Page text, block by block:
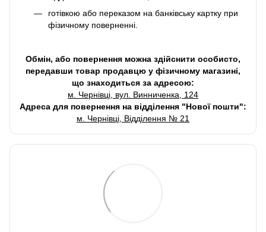
готівкою або переказом на банківську картку при
фізичному поверненні.
Обмін, або повернення можна здійснити особисто,
передавши товар продавцю у фізичному магазині,
що знаходиться за адресою:
м. Чернівці, вул. Винниченка, 124
Адреса для повернення на відділення "Нової пошти":
м. Чернівці, Відділення № 21